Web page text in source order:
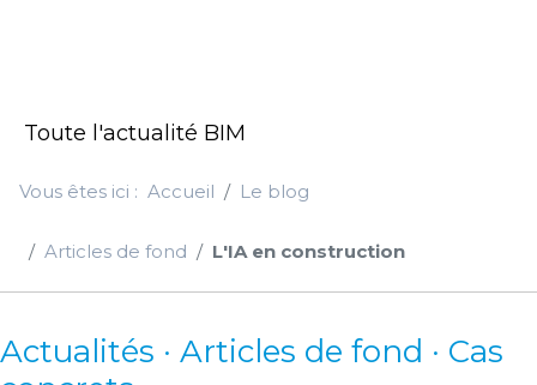
Toute l'actualité BIM
Vous êtes ici : Accueil Le blog
Articles de fond L'IA en construction
Actualités · Articles de fond · Cas